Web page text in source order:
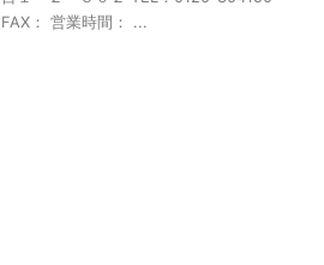
FAX： 営業時間： ...